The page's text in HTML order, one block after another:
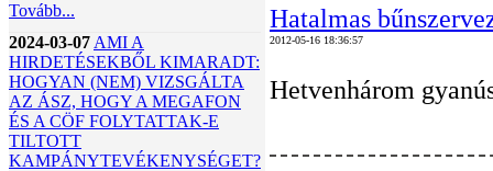
Tovább...
2024-03-07 AMI A
HIRDETÉSEKBŐL KIMARADT:
HOGYAN (NEM) VIZSGÁLTA
AZ ÁSZ, HOGY A MEGAFON
ÉS A CÖF FOLYTATTAK-E
TILTOTT
KAMPÁNYTEVÉKENYSÉGET?
Hatalmas
2012-05-16 18:36:57
Hetvenhárom